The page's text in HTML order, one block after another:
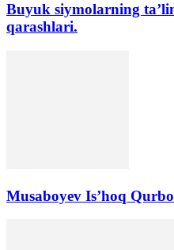
Buyuk siymolarning
qarashlari.
Musaboyev Is’hoq